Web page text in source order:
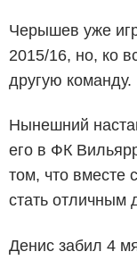
Черышев уже
2015/16, но, ко
другую команду.
Нынешний
его в ФК
том, что вместе
стать отличным
Денис забил 4